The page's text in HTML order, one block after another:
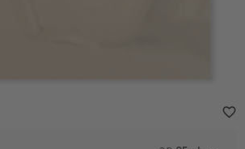
favorite_border